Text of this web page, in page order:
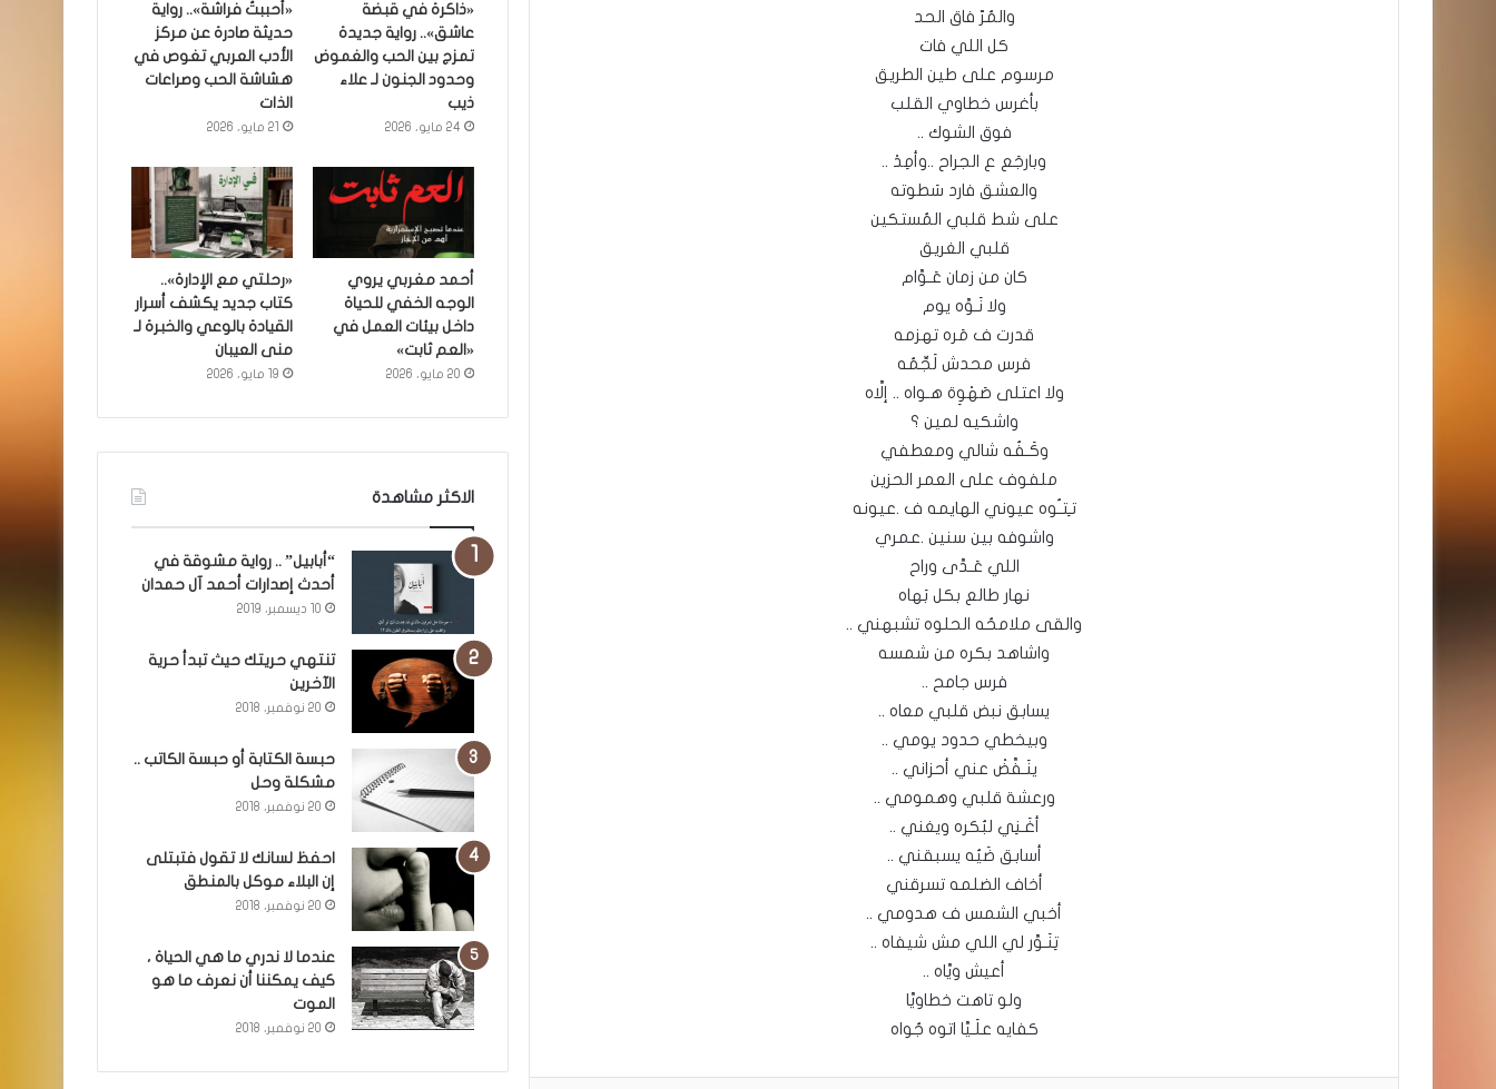
والمُرّ فاق الحد
كل اللي فات
مرسوم على طين الطريق
بأغرس خطاوي القلب
فوق الشوك ..
وبارجَع ع الجراح ..وأمِدْ ..
والعشق فارد سَطوته
على شط قلبي المُستكين
قلبي الغريق
كان من زمان عَـوَّام
ولا نَـوَّه يوم
قدرت ف مَره تهزمه
فرس محدش لَجِّمُه
ولا اعتلى صَهْوِة هـواه .. إلَّاه
واشكيه لمين ؟
وكَـفُه شالي ومعطفي
ملفوف على العمر الحزين
تـِتـُوه عيوني الهايمه ف .عيونه
واشوفه بين سنين .عمري
اللي عَـدَّى وراح
نهار طالع بكل بَهاه
والقى ملامحُه الحلوه تشبهني ..
واشاهد بكره من شمسه
فرس جامح ..
يسابق نبض قلبي معاه ..
وبيخطي حدود يومي ..
ينَـفَّضْ عني أحزاني ..
ورعشة قلبي وهمومي ..
أغَـنِي لبُكره ويغني ..
أسابق ضَيُه يسبقني ..
أخاف الضلمه تسرقني
أخبي الشمس ف هدومي ..
تِنَـوَّر لي اللي مش شيفاه ..
أعيش ويَّاه ..
ولو تاهت خطاويَّا
كفايه علَـيَّا اتوه جُواه
«ذاكرة في قبضة
عاشق».. رواية جديدة
تمزج بين الحب والغموض
وحدود الجنون لـ علاء
ذيب
24 مايو، 2026
«أحببتُ فراشة».. رواية
حديثة صادرة عن مركز
الأدب العربي تغوص في
هشاشة الحب وصراعات
الذات
21 مايو، 2026
أحمد مغربي يروي
الوجه الخفي للحياة
داخل بيئات العمل في
«العم ثابت»
20 مايو، 2026
«رحلتي مع الإدارة»..
كتاب جديد يكشف أسرار
القيادة بالوعي والخبرة لـ
منى العيبان
19 مايو، 2026
الاكثر مشاهدة
“أبابيل” .. رواية مشوقة في
أحدث إصدارات أحمد آل حمدان
10 ديسمبر، 2019
تنتهي حريتك حيث تبدأ حرية
الآخرين
20 نوفمبر، 2018
حبسة الكتابة أو حبسة الكاتب ..
مشكلة وحل
20 نوفمبر، 2018
احفظ لسانك لا تقول فتبتلى
إن البلاء موكل بالمنطق
20 نوفمبر، 2018
عندما لا ندري ما هي الحياة ،
كيف يمكننا أن نعرف ما هو
الموت
20 نوفمبر، 2018